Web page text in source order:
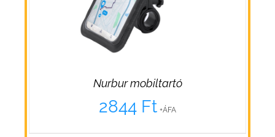
Nurbur mobiltartó
2844 Ft +ÁFA